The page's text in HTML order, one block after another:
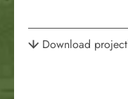
Download